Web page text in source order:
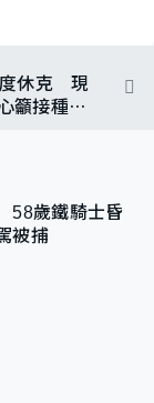
度休克 現
籲接種疫
58歲鐵騎士昏
被捕